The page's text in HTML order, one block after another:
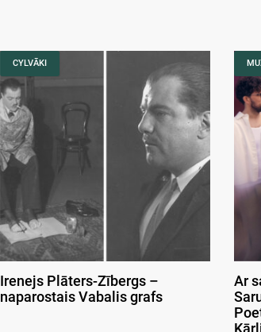
CYLVĀKI
Irenejs Plāters-Zībergs –
naparostais Vabalis grafs
Ar